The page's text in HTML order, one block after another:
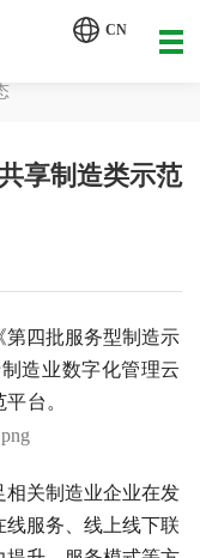
CN
享制造类示范
第四批服务型制造示
造业数字化管理云
台。
相关制造业企业在发
服务、线上线下联
.pdf】